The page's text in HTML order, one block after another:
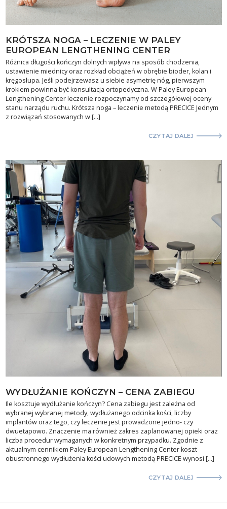
KRÓTSZA NOGA – LECZENIE W PALEY
EUROPEAN LENGTHENING CENTER
Różnica długości kończyn dolnych wpływa na sposób chodzenia,
ustawienie miednicy oraz rozkład obciążeń w obrębie bioder, kolan i
kręgosłupa. Jeśli podejrzewasz u siebie asymetrię nóg, pierwszym
krokiem powinna być konsultacja ortopedyczna. W Paley European
Lengthening Center leczenie rozpoczynamy od szczegółowej oceny
stanu narządu ruchu. Krótsza noga – leczenie metodą PRECICE Jednym
z rozwiązań stosowanych w […]
CZYTAJ DALEJ
WYDŁUŻANIE KOŃCZYN – CENA ZABIEGU
Ile kosztuje wydłużanie kończyn? Cena zabiegu jest zależna od
wybranej wybranej metody, wydłużanego odcinka kości, liczby
implantów oraz tego, czy leczenie jest prowadzone jedno- czy
dwuetapowo. Znaczenie ma również zakres zaplanowanej opieki oraz
liczba procedur wymaganych w konkretnym przypadku. Zgodnie z
aktualnym cennikiem Paley European Lengthening Center koszt
obustronnego wydłużenia kości udowych metodą PRECICE wynosi […]
CZYTAJ DALEJ